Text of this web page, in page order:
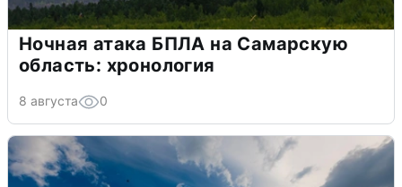
Ночная атака БПЛА на Самарскую
область: хронология
8 августа 0